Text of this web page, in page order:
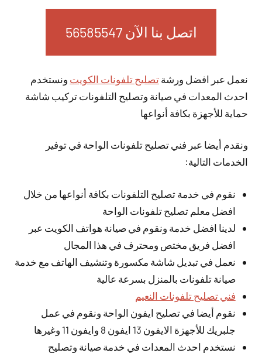
اتصل بنا الآن 56585547
نعمل عبر افضل ورشة تصليح تلفونات الكويت ونستخدم
احدث المعدات في صيانة وتصليح التلفونات تركيب شاشة
حماية للأجهزة بكافة أنواعها
ونقدم أيضا عبر فني تصليح تلفونات الواحة في توفير
الخدمات التالية:
نقوم في خدمة تصليح التلفونات بكافة أنواعها من خلال
افضل معلم تصليح تلفونات الواحة
لدينا افضل خدمة ونقوم في صيانة هواتف الكويت عبر
افضل فريق مختص ومحترف في هذا المجال
نعمل في تبديل شاشة مكسورة وتنشيف الهاتف مع خدمة
صيانة تلفونات بالمنزل بسرعة عالية
فني تصليح تلفونات النعيم
نقوم أيضا في تصليح ايفون الواحة ونقوم في عمل
جلبريك للأجهزة الايفون 13 ايفون 8 وايفون 11 وغيرها
نستخدم احدث المعدات في خدمة صيانة وتصليح